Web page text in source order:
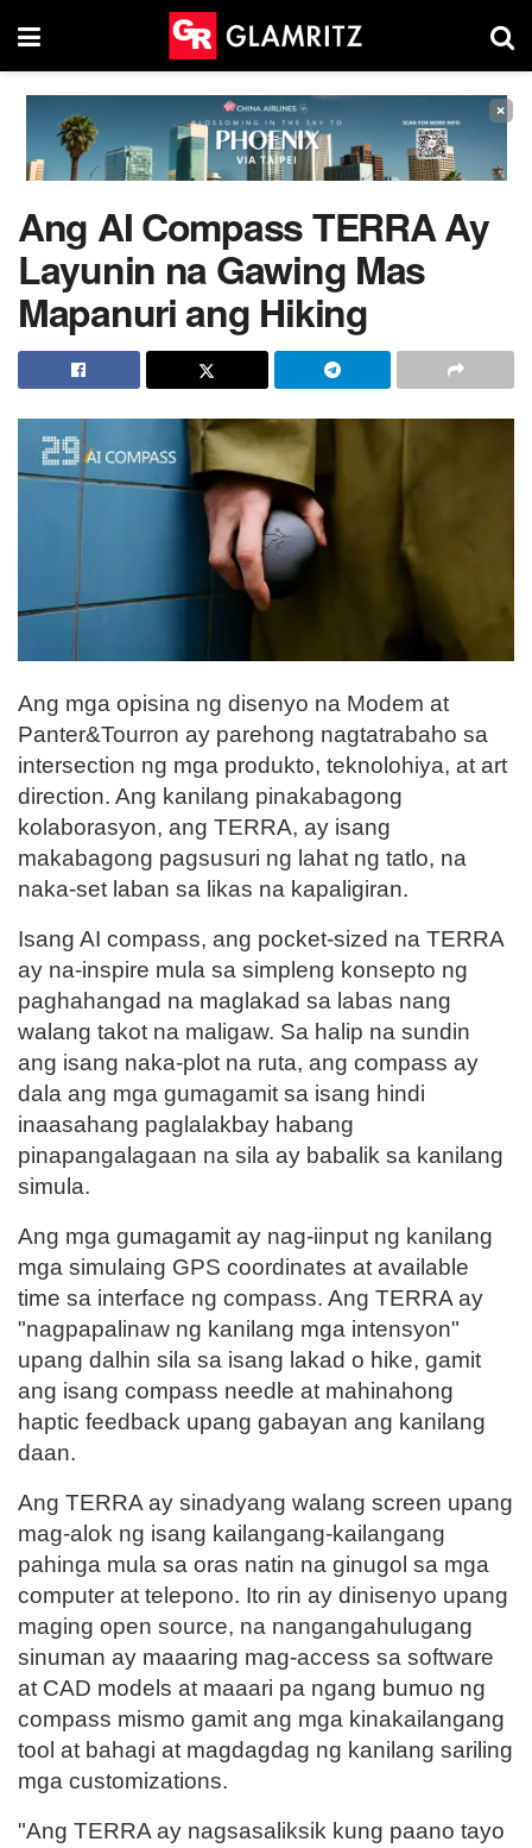
×
Ang AI Compass TERRA Ay
Layunin na Gawing Mas
Mapanuri ang Hiking
Ang mga opisina ng disenyo na Modem at
Panter&Tourron ay parehong nagtatrabaho sa
intersection ng mga produkto, teknolohiya, at art
direction. Ang kanilang pinakabagong
kolaborasyon, ang TERRA, ay isang
makabagong pagsusuri ng lahat ng tatlo, na
naka-set laban sa likas na kapaligiran.
Isang AI compass, ang pocket-sized na TERRA
ay na-inspire mula sa simpleng konsepto ng
paghahangad na maglakad sa labas nang
walang takot na maligaw. Sa halip na sundin
ang isang naka-plot na ruta, ang compass ay
dala ang mga gumagamit sa isang hindi
inaasahang paglalakbay habang
pinapangalagaan na sila ay babalik sa kanilang
simula.
Ang mga gumagamit ay nag-iinput ng kanilang
mga simulaing GPS coordinates at available
time sa interface ng compass. Ang TERRA ay
"nagpapalinaw ng kanilang mga intensyon"
upang dalhin sila sa isang lakad o hike, gamit
ang isang compass needle at mahinahong
haptic feedback upang gabayan ang kanilang
daan.
Ang TERRA ay sinadyang walang screen upang
mag-alok ng isang kailangang-kailangang
pahinga mula sa oras natin na ginugol sa mga
computer at telepono. Ito rin ay dinisenyo upang
maging open source, na nangangahulugang
sinuman ay maaaring mag-access sa software
at CAD models at maaari pa ngang bumuo ng
compass mismo gamit ang mga kinakailangang
tool at bahagi at magdagdag ng kanilang sariling
mga customizations.
"Ang TERRA ay nagsasaliksik kung paano tayo